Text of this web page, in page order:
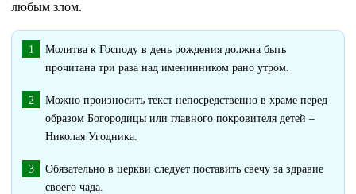
любым злом.
Молитва к Господу в день рождения должна быть
прочитана три раза над именинником рано утром.
Можно произносить текст непосредственно в храме перед
образом Богородицы или главного покровителя детей –
Николая Угодника.
Обязательно в церкви следует поставить свечу за здравие
своего чада.